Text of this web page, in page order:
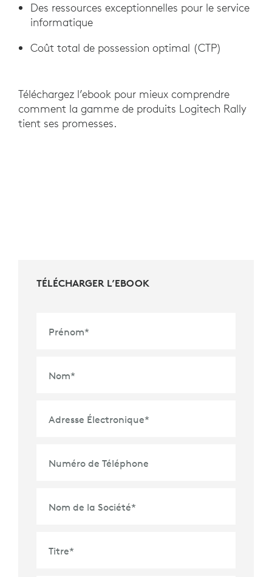
Des ressources exceptionnelles pour le service
informatique
Coût total de possession optimal (CTP)
Téléchargez l’ebook pour mieux comprendre
comment la gamme de produits Logitech Rally
tient ses promesses.
TÉLÉCHARGER L’EBOOK
Prénom*
Nom*
Adresse Électronique*
Numéro de Téléphone
Nom de la Société*
Titre*